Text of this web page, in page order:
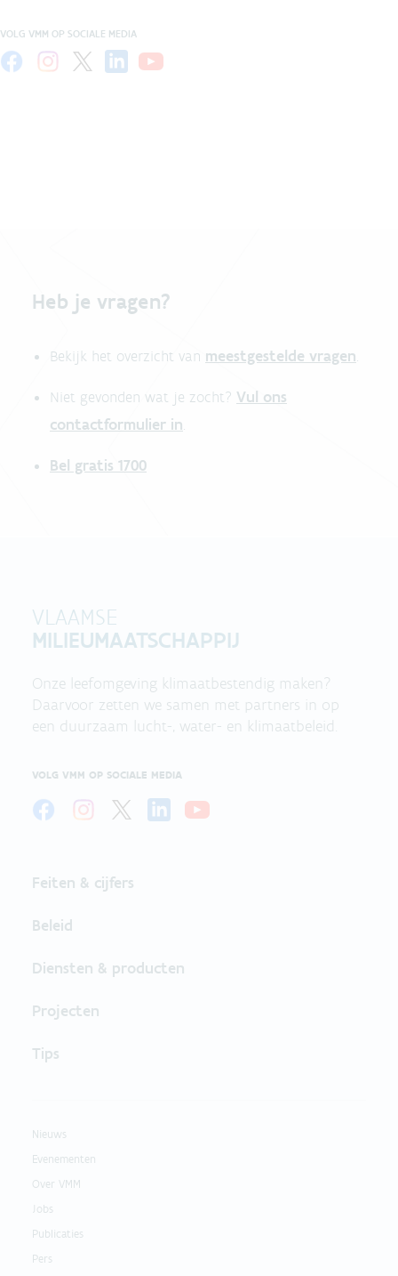
VOLG VMM OP SOCIALE MEDIA
Heb je vragen?
Bekijk het overzicht van meestgestelde vragen.
Niet gevonden wat je zocht? Vul ons
contactformulier in.
Bel gratis 1700
VLAAMSE
MILIEUMAATSCHAPPIJ
Onze leefomgeving klimaatbestendig maken?
Daarvoor zetten we samen met partners in op
een duurzaam lucht-, water- en klimaatbeleid.
VOLG VMM OP SOCIALE MEDIA
Feiten & cijfers
Beleid
Diensten & producten
Projecten
Tips
Nieuws
Evenementen
Over VMM
Jobs
Publicaties
Pers